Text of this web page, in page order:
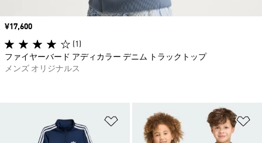
ほしいものリストに追加
価格
¥17,600
(1)
ファイヤーバード アディカラー デニム トラックトップ
メンズ オリジナルス